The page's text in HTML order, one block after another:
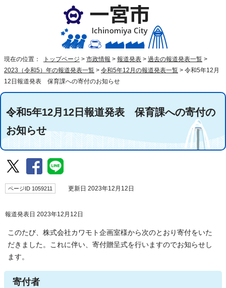
現在の位置： トップページ > 市政情報 > 報道発表 > 過去の報道発表一覧 >
2023（令和5）年の報道発表一覧 > 令和5年12月の報道発表一覧 > 令和5年12月
12日報道発表 保育課への寄付のお知らせ
令和5年12月12日報道発表 保育課への寄付の
お知らせ
ページID 1059211 更新日 2023年12月12日
報道発表日 2023年12月12日
このたび、株式会社カワモト企画室様から次のとおり寄付をいた
だきました。これに伴い、寄付贈呈式を行いますのでお知らせし
ます。
寄付者